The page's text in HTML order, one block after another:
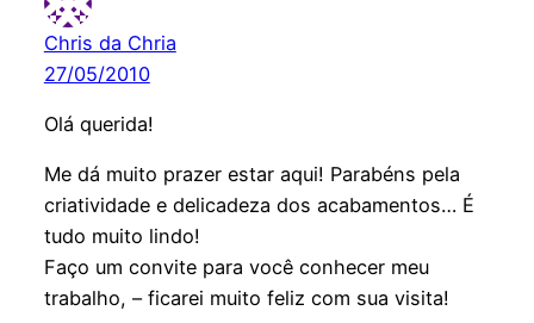
Chris da Chria
27/05/2010
Olá querida!
Me dá muito prazer estar aqui! Parabéns pela
criatividade e delicadeza dos acabamentos… É
tudo muito lindo!
Faço um convite para você conhecer meu
trabalho, – ficarei muito feliz com sua visita!